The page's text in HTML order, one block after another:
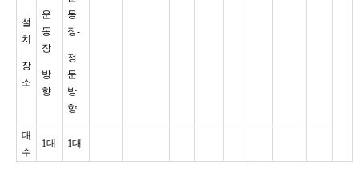
설
치
장
소
운
동
장
방
향
동
장-
정
문
방
향
대
수
1대 1대